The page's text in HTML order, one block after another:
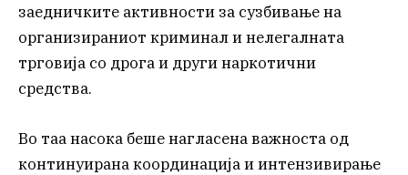
заедничките активности за сузбивање на
организираниот криминал и нелегалната
трговија со дрога и други наркотични
средства.
Во таа насока беше нагласена важноста од
континуирана координација и интензивирање